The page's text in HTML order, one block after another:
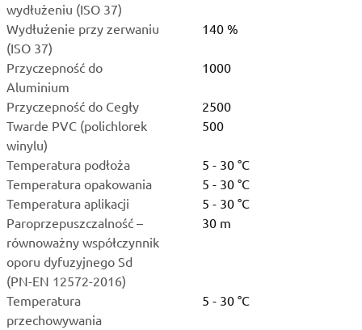
wydłużeniu (ISO 37)
Wydłużenie przy zerwaniu
(ISO 37)
140 %
Przyczepność do
Aluminium
1000
Przyczepność do Cegły
2500
Twarde PVC (polichlorek
winylu)
500
Temperatura podłoża
5 - 30 °C
Temperatura opakowania
5 - 30 °C
Temperatura aplikacji
5 - 30 °C
Paroprzepuszczalność –
równoważny współczynnik
oporu dyfuzyjnego Sd
(PN-EN 12572-2016)
30 m
Temperatura
przechowywania
5 - 30 °C